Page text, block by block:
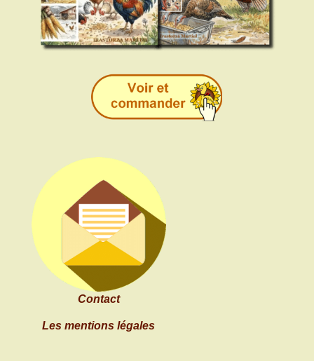
Contact
Les mentions légales